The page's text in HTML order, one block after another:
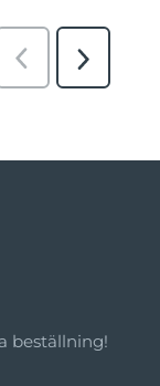
beställning!